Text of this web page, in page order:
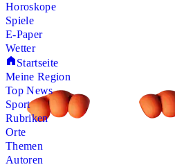
Horoskope
Spiele
E-Paper
Wetter
Startseite
Meine Region
Top News
Sport
Rubriken
Orte
Themen
Autoren